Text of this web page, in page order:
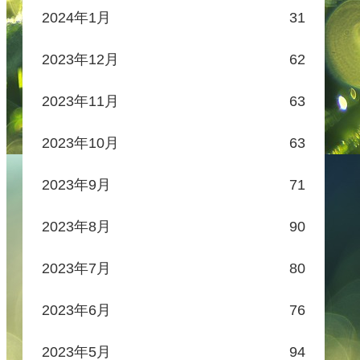
2024年1月 31
2023年12月 62
2023年11月 63
2023年10月 63
2023年9月 71
2023年8月 90
2023年7月 80
2023年6月 76
2023年5月 94